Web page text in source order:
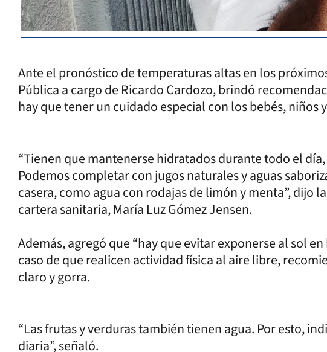
Ante el pronóstico de temperaturas altas en los
Pública a cargo de Ricardo Cardozo, brindó
hay que tener un cuidado especial con los bebés, niños
“Tienen que mantenerse hidratados durante todo el
Podemos completar con jugos naturales y aguas
casera, como agua con rodajas de limón y menta”, dijo
cartera sanitaria, María Luz Gómez Jensen.
Además, agregó que “hay que evitar exponerse al sol
caso de que realicen actividad física al aire libre,
claro y gorra.
“Las frutas y verduras también tienen agua. Por esto,
diaria”, señaló.